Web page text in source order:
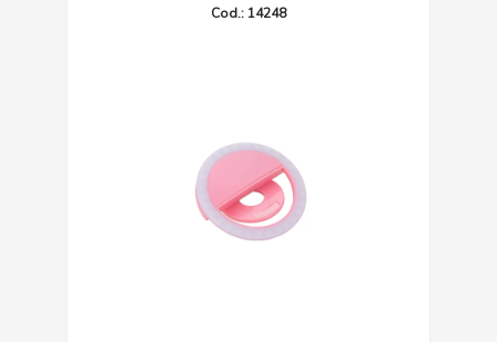
Cod.: 14248